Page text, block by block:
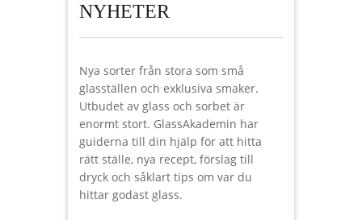
NYHETER
Nya sorter från stora som små
glasställen och exklusiva smaker.
Utbudet av glass och sorbet är
enormt stort. GlassAkademin har
guiderna till din hjälp för att hitta
rätt ställe, nya recept, förslag till
dryck och såklart tips om var du
hittar godast glass.